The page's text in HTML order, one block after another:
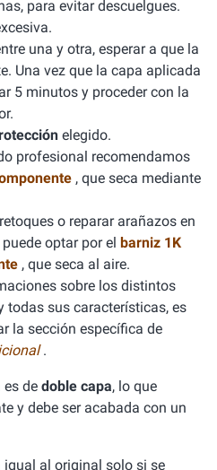
para evitar descuelgues.
una y otra, esperar a que la
Una vez que la capa aplicada
5 minutos y proceder con la
elegido.
profesional recomendamos
, que seca mediante
o reparar arañazos en
optar por el barniz 1K
, que seca al aire.
sobre los distintos
todas sus características, es
la sección específica de
.
de doble capa, lo que
y debe ser acabada con un
igual al original solo si se